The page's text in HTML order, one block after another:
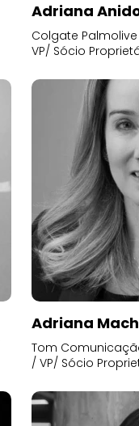
Adriana
Colgate
VP/ Sócio
Adriana
Tom
/ VP/ Sócio